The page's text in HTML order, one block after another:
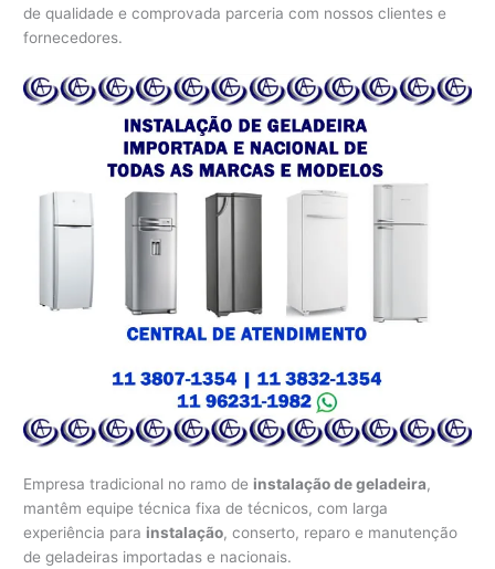
de qualidade e comprovada parceria com nossos clientes e
fornecedores.
Empresa tradicional no ramo de instalação de geladeira,
mantêm equipe técnica fixa de técnicos, com larga
experiência para instalação, conserto, reparo e manutenção
de geladeiras importadas e nacionais.